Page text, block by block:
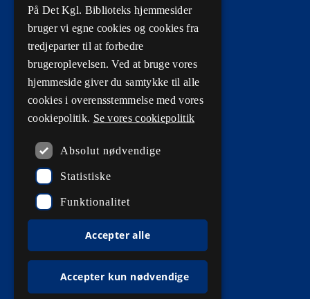
Tilgængelighedserklæringer
Driftsstatus
Cookieindstillinger
Kontaktinformationer
Kontakt os
3913 4600
EAN: 5798000795297
CVR: 28988842
rdl_facebookrdl_instagramrdl_linkedin
På Det Kgl. Biblioteks hjemmesider
bruger vi egne cookies og cookies fra
tredjeparter til at forbedre
brugeroplevelsen. Ved at bruge vores
hjemmeside giver du samtykke til alle
cookies i overensstemmelse med vores
cookiepolitik. Se vores cookiepolitik
Absolut nødvendige
Statistiske
Funktionalitet
Accepter alle
Accepter kun nødvendige